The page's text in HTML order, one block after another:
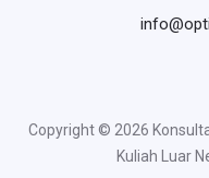
Copyright © 2026
Kuliah Luar